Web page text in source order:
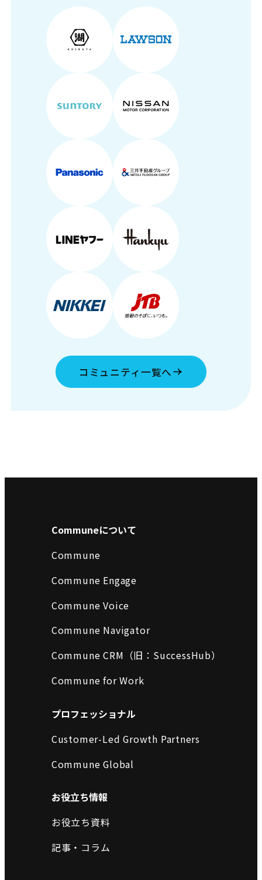
コミュニティ一覧へ
Communeについて
Commune
Commune Engage
Commune Voice
Commune Navigator
Commune CRM（旧：SuccessHub）
Commune for Work
プロフェッショナル
Customer-Led Growth Partners
Commune Global
お役立ち情報
お役立ち資料
記事・コラム